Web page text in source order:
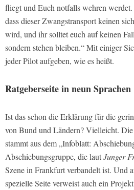
fliegt und Euch notfalls wehren
dass dieser Zwangstransport keinen
wird, und ihr solltet euch auf keinen
sondern stehen bleiben.“ Mit einiger
jeder Pilot aufgeben, wie es heißt.
Ratgeberseite in neun Sprachen
Ist das schon die Erklärung für die
von Bund und Ländern? Vielleicht.
stammt aus dem „Infoblatt:
Abschiebungsgruppe, die lautJunger
Szene in Frankfurt verbandelt ist. Und
spezielle Seite verweist auch ein